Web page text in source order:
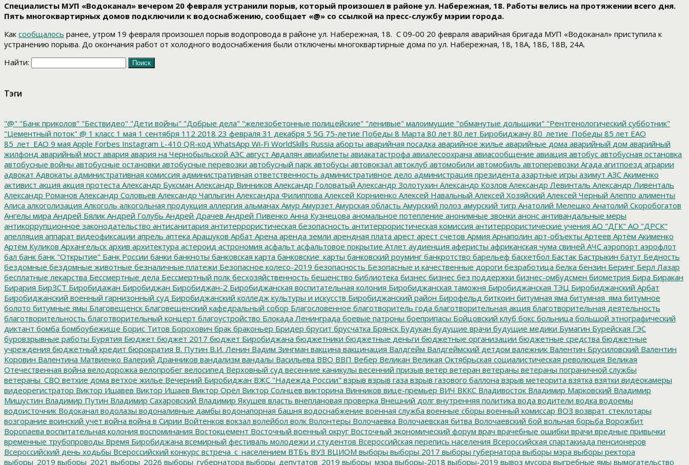
Специалисты МУП «Водоканал» вечером 20 февраля устранили порыв, который произошел в районе ул. Набережная, 18. Работы велись на протяжении всего дня.
Пять многоквартирных домов подключили к водоснабжению, сообщает «@» со ссылкой на пресс-службу мэрии города.
Как сообщалось ранее, утром 19 февраля произошел порыв водопровода в районе ул. Набережная, 18. С 09-00 20 февраля аварийная бригада МУП «Водоканал» приступила к
устранению порыва. До окончания работ от холодного водоснабжения были отключены многоквартирные дома по ул. Набережная, 18, 18А, 18Б, 18В, 24А.
Найти:
Тэги
"@" "Банк приколов" "Бествидео" "Дети войны" "Добрые дела" "железобетонные полицейские" "ленивые" малоимущие "обманутые дольщики" "Рентгенологический субботник"
"Цементный поток" @ 1 класс 1 мая 1 сентября 112 2018 23 февраля 31 декабря 5 5G 75-летие Победы 8 Марта 80 лет 80 лет Биробиджану 80_летие_Победы 85 лет ЕАО
85_лет_ЕАО 9 мая Apple Forbes Instagram L-410 QR-код WhatsApp Wi-Fi WorldSkills Russia аборты аварийная посадка аварийное жилье аварийные дома аварийный дом аварийный
жилфонд аварийный мост авария авария на Чернобыльской АЭС август Авдалян авиабилеты авиакатастрофа авиалесоохрана авиасообщение авиация автобус автобусная остановка
автобусные войны автобусные остановки автобусные перевозки автобусный парк автобусы автовокзал автоклуб автомобили автомобиль автоперевозки Агада агитпоезд аграрии
адвокат Адвокаты административная комиссия административная ответственность административное дело администрация президента азартные игры азимут АЗС Акименко
активист акция акция протеста Александр Буксман Александр Винников Александр Головатый Александр Золотухин Александр Козлов Александр Левинталь Александр Ливенталь
Александр Романов Александр Соловьев Александр Чаплыгин Александра Филиппова Алексей Корниенко Алексей Навальный Алексей Хозяйский Алексей Черный Алеппо алименты
Алиса алкоголизация Алкоголь алкогольная продукция аллергия альманах Амур Амурзет Амурская область Амурский полоз амурский тигр Анатолий Мелешко Анатолий Скоробогатов
Ангелы мира Андрей Бялик Андрей Голубь Андрей Драчев Андрей Пивенко Анна Кузнецова аномальное потепление анонимные звонки анонс антивандальные меры
антикоррупционное законодательство антисанитария антитеррористическая безопасность антитеррористическая комиссия антитеррористические учения АО "ДГК" АО "ДРСК"
апелляция аппарат видеофиксации апрель аптека Арашуков Арбат Арена аренда земли арендная плата арест арест счетов Армия Арнаполин арт-объекты Артеев Артём Акименко
Артём Куликов Архангельск архив архитектура астероид астрономия асфальт асфальтовое покрытие Атлет аудиенция аферисты африканская чума свиней АЧС аэропорт аэрофлот
бал банк банк "Открытие" Банк России банки банкноты банковская карта банковские_карты банковский роуминг банкротство барельеф баскетбол Бастак Бастрыкин батут Бедность
бездомные бездомные животные безналичные платежи Безопасное колесо-2019 безопасность Безопасные и качественные дороги безработица белка бензин Беринг Берл Лазар
бесплатные лекарства Бессмертные дела Бессмертный полк бесхозяйственность бешенство библиотека бизнес бизнес без поддержки бизнес-омбудсмен биометрия Бира Биракан
Бирария БирЗСТ Биробидажан Биробиджан Биробиджан-2 Биробиджанская воспитательная колония Биробиджанская таможня Биробиджанская ТЭЦ Биробиджанский Арбат
Биробиджанский военный гарнизонный суд Биробиджанский колледж культуры и искусств Биробиджанский район Бирофельд биткоин битумная яма битумная_яма битумное
болото битумные ямы Благовещенск Благовещенский кафедральный собор Благословенное благотворитель года благотворительная акция благотворительная деятельность
благотворительность благотворительный концерт благоустройство Блокада Ленинграда боевые патроны боеприпасы Бойцовский клуб бокс больница большой этнографический
диктант бомба бомбоубежище Борис Титов Борохович брак браконьер Бридер брусит брусчатка Брянск Будукан будущие врачи будущие медики Бумагин Бурейская ГЭС
буровзрывные работы Бурятия Бюджет бюджет 2017 бюджет Биробиджана бюджетники бюджетные деньги бюджетные организации бюджетные средства бюджетные
учреждения бюджетный кредит бюрократия В. Путин В.И. Ленин Вадим Зингман вакцина вакцинация Валдгейм Валдгеймский детдом валежник Валентин Брусиловский Валентин
Коровин Валентина Матвиенко Валерий Дранников вандализм вандалы Васильева ВВО ВВП Вебер Великан Великая Октябрьская социалистическая революция Великая
Отечественная война велодорожка велопробег велосипед Верховный суд весенние каникулы весенний призыв ветер ветеран ветераны ветераны пограничной службы
ветераны_СВО ветхие дома ветхое жилье Вечерний Биробиджан ВЖС "Надежда России" взрыв взрыв газа взрыв газового баллона взрыв метеорита взятка взятки видеокамеры
видеорегистратор Виктор Ишавев Виктор Ишаев Виктор Орёл Виктор Солнцев викторина Винников вице-премьер ВИЧ ВККС Владивосток Владимир Марковский Владимир
Мишустин Владимир Путин Владимир Сахаровский Владимир Якушев власть внеплановая проверка Внешний долг внутренняя политика вода водители водка водоемы
водоисточник Водоканал водолазы водоналивные дамбы водонапорная башня водоснабжение военная служба военные сборы военный комиссар ВОЗ возврат_стеклотары
возгорание воинский учет война война в Сирии Войтенков вокзал волейбол волк Волонтеры Волочаевка Волочаевская битва Волочаевский бой вольная борьба Ворожбит
Воропаева воспитательная колония воспоминания Востокцемент Восточный военный округ Восточный экономический форум врач врачебные ошибки врачи вредные привычки
временные трубопроводы Время Биробиджана всемирный фестиваль молодежи и студентов Всероссийская перепись населения Всероссийская спартакиада пенсионеров
Всероссийский день ходьбы Всероссийский конкурс встреча_с_населением ВТБъ ВУЗ ВЦИОМ выборы выборы 2017 выборы губернатора выборы мэра выборы ректора
выборы_2019 выборы_2021 выборы_2026 выборы_губернатора выборы_депутатов_2019 выборы_мэра выборы-2018 выборы-2019 вывоз мусора выгребные ямы вымогательство